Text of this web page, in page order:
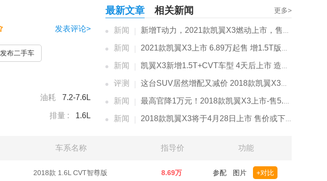
发表评论>
发布二手车
油耗 7.2-7.6L
排量 : 1.6L
最新文章 相关新闻 更多>
新闻 新增T动力，2021款凯翼X3燃动上市，售价...
新闻 2021款凯翼X3上市 6.89万起售 增1.5T版动力更强
新闻 凯翼X3新增1.5T+CVT车型 4天后上市 造型更运动
评测 这台SUV居然增配又减价 2018款凯翼X3试驾
新闻 最高官降1万元！2018款凯翼X3上市-售5.89万起
新闻 2018款凯翼X3将于4月28日上市 售价或下降6千元
车系名称 指导价 功能
2018款 1.6L CVT智尊版 8.69万 参配 图片 +对比